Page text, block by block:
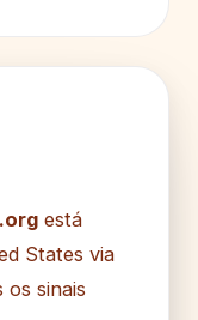
está
States via
os sinais